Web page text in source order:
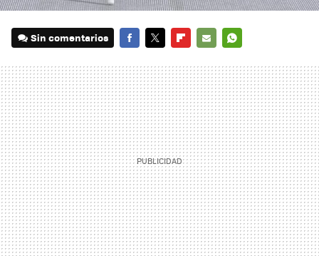
Sin comentarios
MAIL